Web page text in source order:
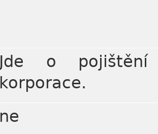
Jde o pojištění
korporace.
ne